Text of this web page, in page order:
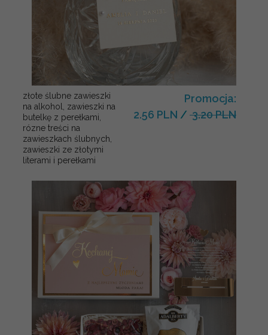
złote ślubne zawieszki
na alkohol, zawieszki na
butelkę z perełkami,
rózne treści na
zawieszkach ślubnych,
zawieszki ze złotymi
literami i perełkami
Promocja:
2.56 PLN / 3.20 PLN